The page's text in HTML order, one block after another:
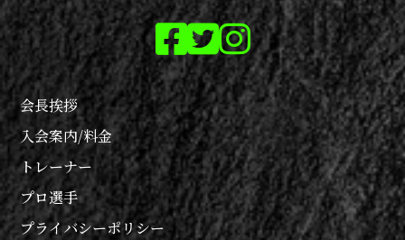
会長挨拶
入会案内/料金
トレーナー
プロ選手
プライバシーポリシー